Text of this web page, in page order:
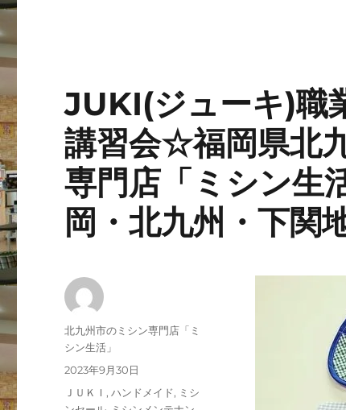
JUKI(ジューキ)職
講習会☆福岡県北
専門店「ミシン
岡・北九州・下関
投
稿
北九州市のミシン専門店「ミ
シン生活」
投
2023年9月30日
カＪＵＫＩ ,ハンドメイド, ミシ